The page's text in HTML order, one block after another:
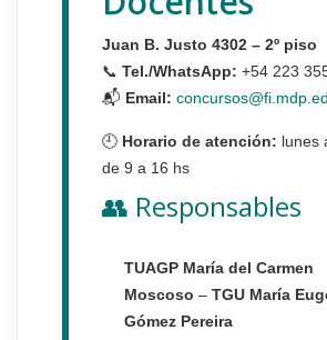
Juan B. Justo 4302 – 2º piso
📞 Tel./WhatsApp: +54 223
📬 Email:
🕘 Horario de atención: lunes
de 9 a 16 hs
👥 Responsables
TUAGP María del Carmen
Moscoso – TGU María
Gómez Pereira